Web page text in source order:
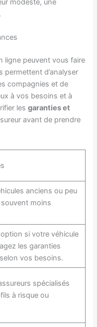
modeste, une
ligne peuvent vous faire
permettent d’analyser
compagnies et de
à vos besoins et à
lesgaranties et
avant de prendre
anciens ou peu
moins
si votre véhicule
les garanties
vos besoins.
spécialisés
à risque ou